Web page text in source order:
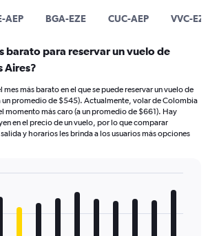
AEP BGA-EZE CUC-AEP VVC-
barato para reservar un vuelo de
Aires?
mes más barato en el que se puede reservar un vuelo de
un promedio de $545). Actualmente, volar de Colombia
momento más caro (a un promedio de $661). Hay
en el precio de un vuelo, por lo que comparar
y horarios les brinda a los usuarios más opciones